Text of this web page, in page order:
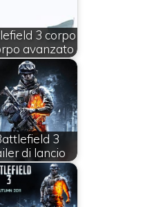
3 corpo
avanzato
3
di lancio